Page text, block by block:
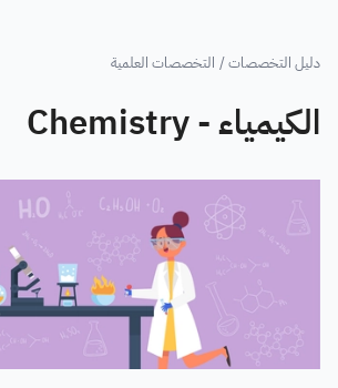
دليل التخصصات/ التخصصات العلمية
الكيمياء - Chemistry